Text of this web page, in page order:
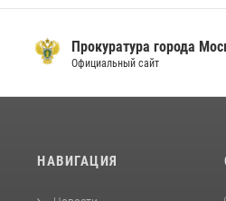
Прокуратура города
Официальный сайт
НАВИГАЦИЯ